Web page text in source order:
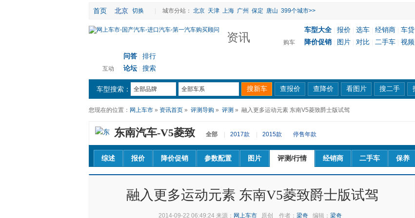
首页 北京 切换 城市分站： 北京 天津 上海 广州 保定 唐山 399个城市>>
资讯 购车
车型大全 报价 选车 经销商
车贷
降价促销
图片 对比 二手车 视频
互动
问答
排行
论坛
搜索
车型搜索： 全部品牌 全部车系
您现在的位置： 网上车市 » 资讯首页 » 评测导购 » 评测 » 融入更多运动元素 东南V5菱致爵士版试驾
东南汽车-V5菱致 全部 2017款 2015款 停售年款
综述 报价 降价促销 参数配置 图片 评测/行情 经销商 二手车 保养
融入更多运动元素 东南V5菱致爵士版试驾
2014-09-22 06:49:24 来源： 网上车市 原创 作者： 梁奇 编辑： 梁奇